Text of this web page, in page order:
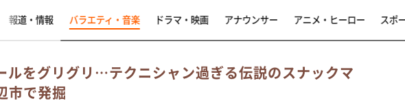
報道・情報 バラエティ・音楽 ドラマ・映画 アナウンサー アニメ・ヒーロー スポ
ルをグリグリ…テクニシャン過ぎる伝説のスナックマ
市で発掘